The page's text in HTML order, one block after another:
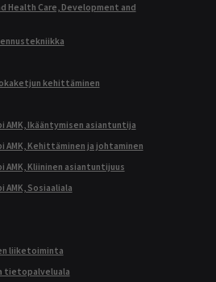
Health Care, Development and
kehittäminen
AMK, Ikääntymisen asiantuntija
AMK, Kehittäminen ja johtaminen
AMK, Kliininen asiantuntijuus
Sosiaaliala
liiketoiminta
tietopalveluala